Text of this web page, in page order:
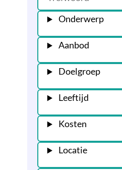
Onderwerp
Aanbod
Doelgroep
Leeftijd
Kosten
Locatie